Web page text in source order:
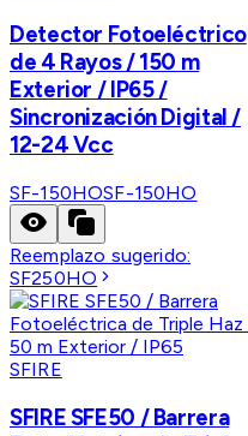
Detector Fotoeléctrico
de 4 Rayos / 150 m
Exterior / IP65 /
Sincronización Digital /
12-24 Vcc
SF-150HOSF-150HO
Reemplazo sugerido:
SF250HO
SFIRE
SFIRE SFE50 / Barrera